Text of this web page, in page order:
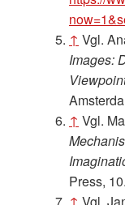
↑ Vgl.
Images:
↑ Vgl.
Press, 10.